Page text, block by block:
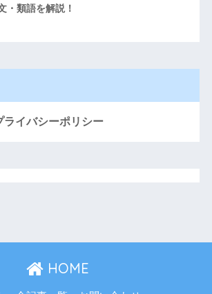
・類語を解説！
ライバシーポリシー
HOME